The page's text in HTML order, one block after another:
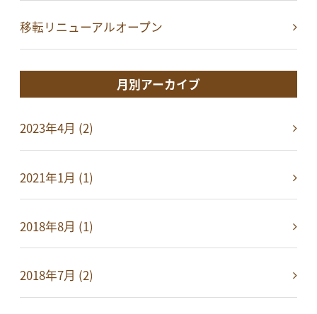
移転リニューアルオープン
月別アーカイブ
2023年4月 (2)
2021年1月 (1)
2018年8月 (1)
2018年7月 (2)